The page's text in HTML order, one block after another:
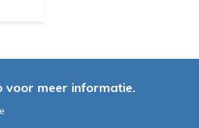
voor meer informatie.